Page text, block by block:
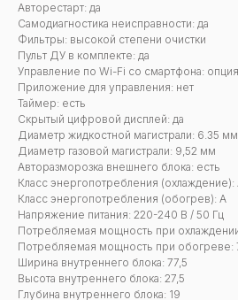
Авторестарт: да
Самодиагностика неисправности: да
Фильтры: высокой степени очистки
Пульт ДУ в комплекте: да
Управление по Wi-Fi со смартфона: опция
Приложение для управления: нет
Таймер: есть
Скрытый цифровой дисплей: да
Диаметр жидкостной магистрали: 6.35 мм
Диаметр газовой магистрали: 9,52 мм
Авторазморозка внешнего блока: есть
Класс энергопотребления (охлаждение):
Класс энергопотребления (обогрев): А
Напряжение питания: 220-240 В / 50 Гц
Потребляемая мощность при
Потребляемая мощность при обогреве:
Ширина внутреннего блока: 77,5
Высота внутреннего блока: 27,5
Глубина внутреннего блока: 19